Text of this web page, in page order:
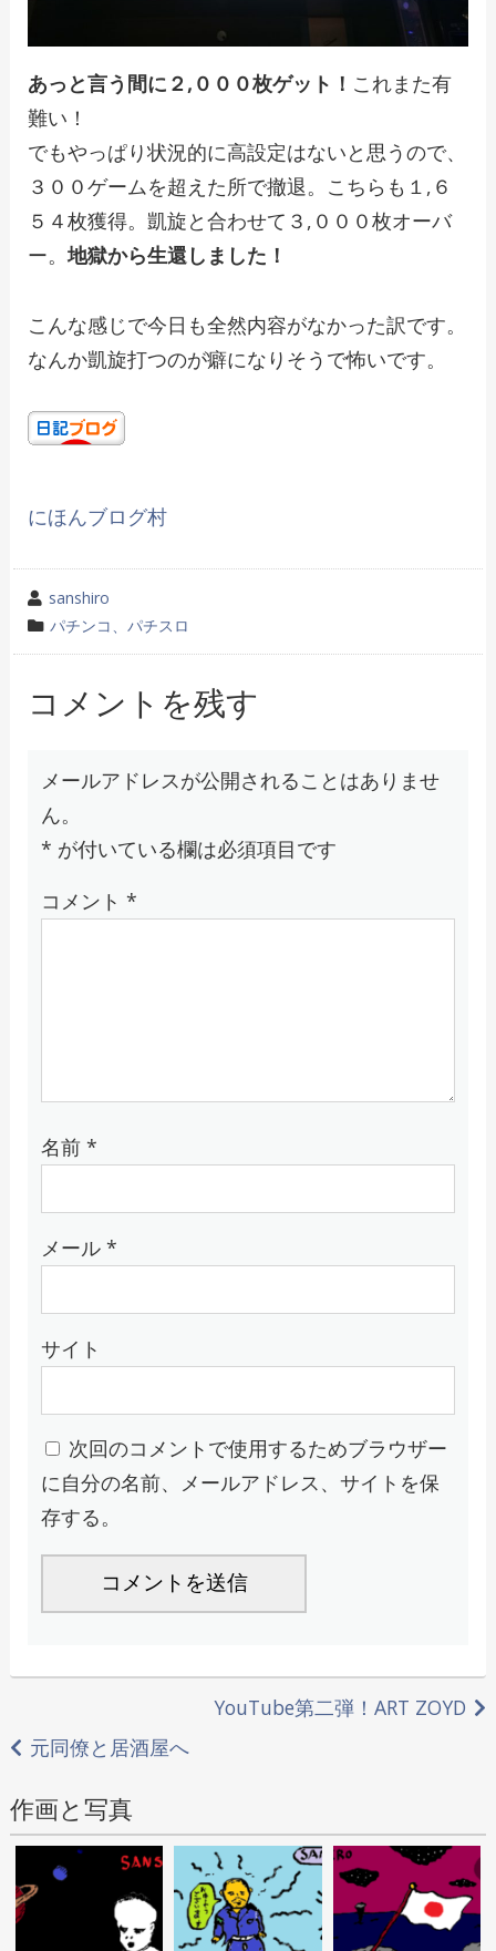
あっと言う間に２,０００枚ゲット！ これまた有
難い！
でもやっぱり状況的に高設定はないと思うので、
３００ゲームを超えた所で撤退。こちらも１,６
５４枚獲得。凱旋と合わせて３,０００枚オーバ
ー。地獄から生還しました！
こんな感じで今日も全然内容がなかった訳です。
なんか凱旋打つのが癖になりそうで怖いです。
にほんブログ村
投
稿
者
sanshiro
カ
テ
リ
パチンコ、パチスロ
コメントを残す
メールアドレスが公開されることはありませ
ん。
* が付いている欄は必須項目です
コメント *
名前 *
メール *
サイト
次回のコメントで使用するためブラウザー
に自分の名前、メールアドレス、サイトを保
存する。
稿
ナ
ビ
ゲ
ー
YouTube第二弾！ART ZOYD
元同僚と居酒屋へ
作画と写真